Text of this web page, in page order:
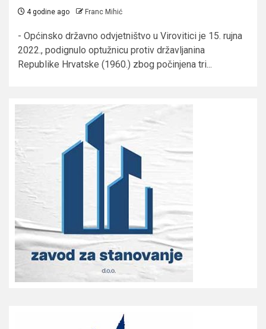
4 godine ago Franc Mihić
- Općinsko državno odvjetništvo u Virovitici je 15. rujna
2022., podignulo optužnicu protiv državljanina
Republike Hrvatske (1960.) zbog počinjena tri...